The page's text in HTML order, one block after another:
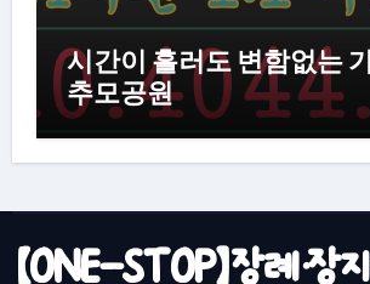
시간이 흘러도 변함없는
추모공원
【ONE-STOP】장례·장